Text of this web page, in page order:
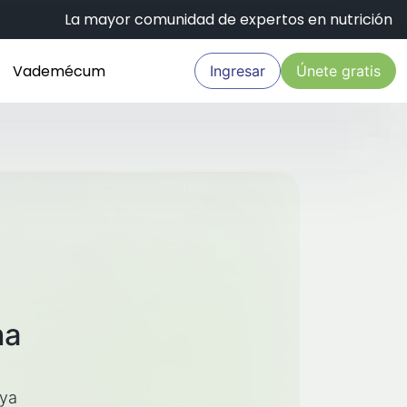
La mayor comunidad de expertos en nutrición
Vademécum Ingresar Únete gratis